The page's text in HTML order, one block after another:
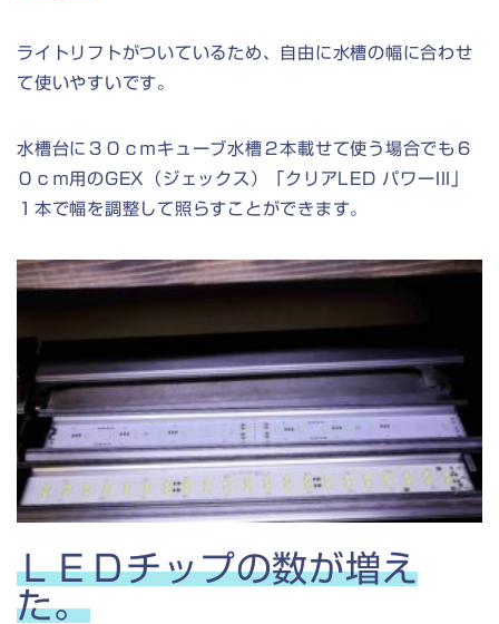
ライトリフトがついているため、自由に水槽の幅に合わせ
て使いやすいです。
水槽台に３０ｃｍキューブ水槽２本載せて使う場合でも６
０ｃｍ用のGEX（ジェックス）「クリアLED パワーIII」
１本で幅を調整して照らすことができます。
ＬＥＤチップの数が増え
た。